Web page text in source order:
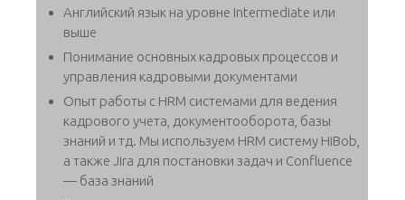
Английский язык на уровне Intermediate или
выше
Понимание основных кадровых процессов и
управления кадровыми документами
Опыт работы с HRM системами для ведения
кадрового учета, документооборота, базы
знаний и тд. Мы используем HRM систему HiBob,
а также Jira для постановки задач и Confluence
— база знаний